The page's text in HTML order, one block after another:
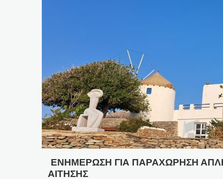
ΕΝΗΜΕΡΩΣΗ ΓΙΑ ΠΑΡΑΧΩΡΗΣΗ
ΑΙΤΗΣΗΣ